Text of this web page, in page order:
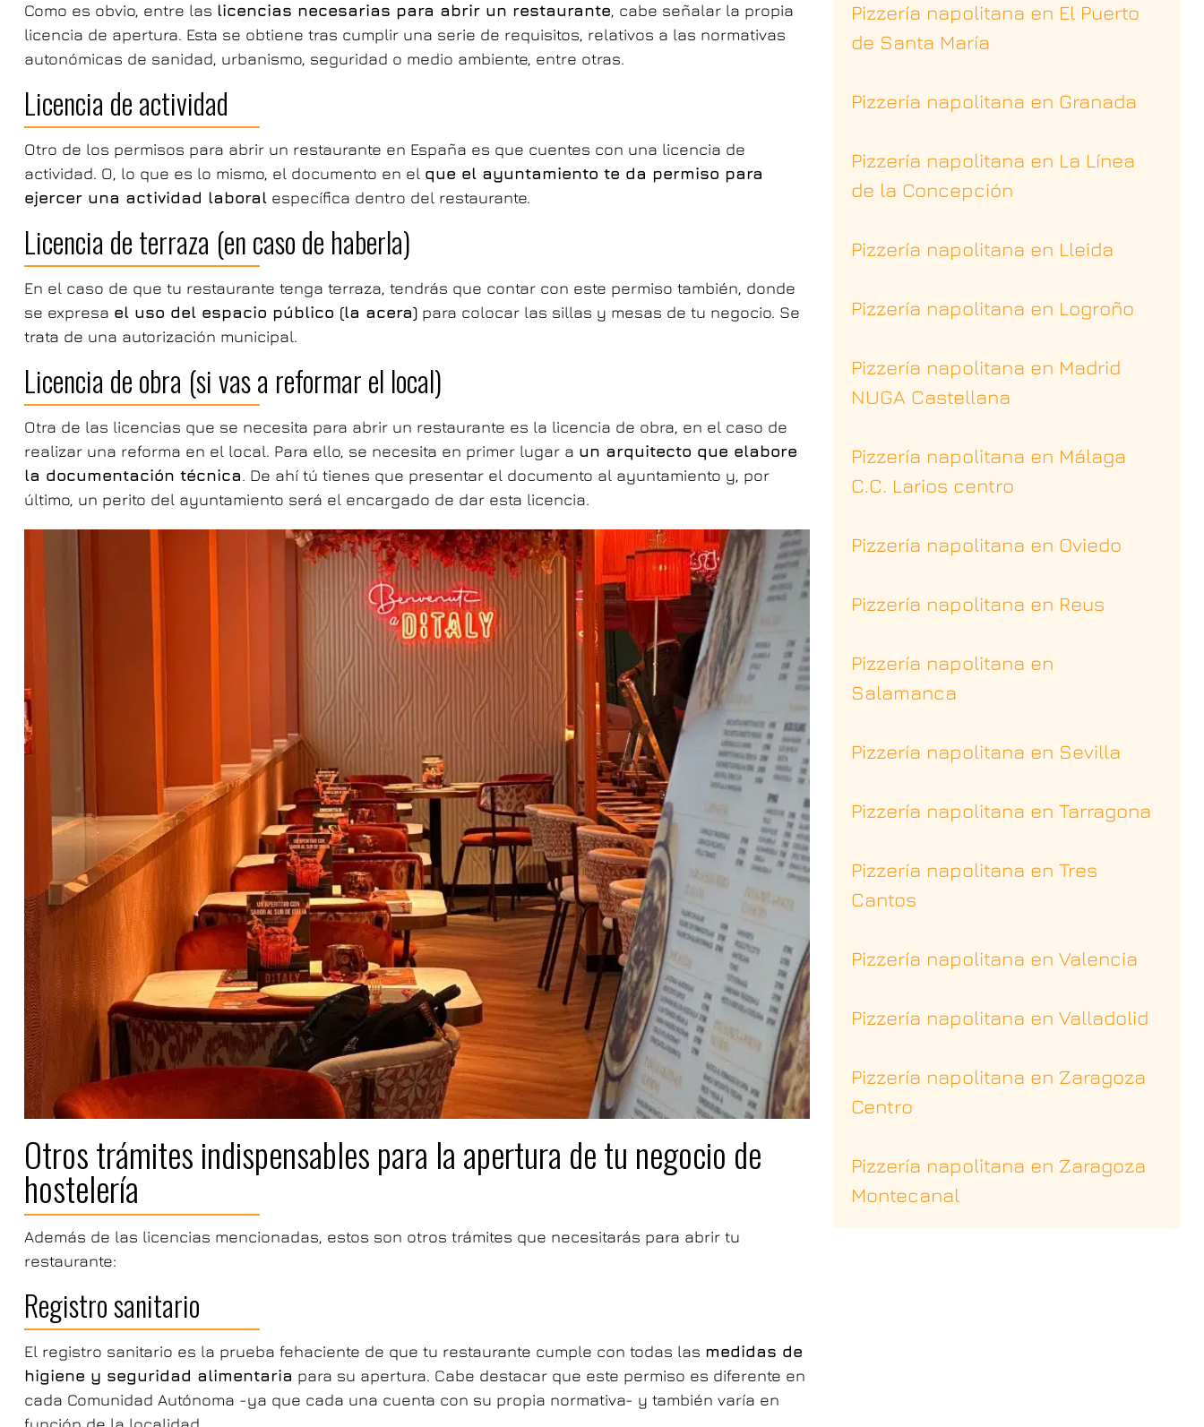
Como es obvio, entre las licencias necesarias para abrir un restaurante, cabe señalar la propia
licencia de apertura. Esta se obtiene tras cumplir una serie de requisitos, relativos a las normativas
autonómicas de sanidad, urbanismo, seguridad o medio ambiente, entre otras.
Licencia de actividad
Otro de los permisos para abrir un restaurante en España es que cuentes con una licencia de
actividad. O, lo que es lo mismo, el documento en el que el ayuntamiento te da permiso para
ejercer una actividad laboral específica dentro del restaurante.
Licencia de terraza (en caso de haberla)
En el caso de que tu restaurante tenga terraza, tendrás que contar con este permiso también, donde
se expresa el uso del espacio público (la acera)para colocar las sillas y mesas de tu negocio. Se
trata de una autorización municipal.
Licencia de obra (si vas a reformar el local)
Otra de las licencias que se necesita para abrir un restaurante es la licencia de obra, en el caso de
realizar una reforma en el local. Para ello, se necesita en primer lugar a un arquitecto que elabore
la documentación técnica. De ahí tú tienes que presentar el documento al ayuntamiento y, por
último, un perito del ayuntamiento será el encargado de dar esta licencia.
Otros trámites indispensables para la apertura de tu negocio de
hostelería
Además de las licencias mencionadas, estos son otros trámites que necesitarás para abrir tu
restaurante:
Registro sanitario
El registro sanitario es la prueba fehaciente de que tu restaurante cumple con todas las medidas de
higiene y seguridad alimentaria para su apertura. Cabe destacar que este permiso es diferente en
cada Comunidad Autónoma -ya que cada una cuenta con su propia normativa- y también varía en
Pizzería napolitana en El Puerto
de Santa María
Pizzería napolitana en Granada
Pizzería napolitana en La Línea
de la Concepción
Pizzería napolitana en Lleida
Pizzería napolitana en Logroño
Pizzería napolitana en Madrid
NUGA Castellana
Pizzería napolitana en Málaga
C.C. Larios centro
Pizzería napolitana en Oviedo
Pizzería napolitana en Reus
Pizzería napolitana en
Salamanca
Pizzería napolitana en Sevilla
Pizzería napolitana en Tarragona
Pizzería napolitana en Tres
Cantos
Pizzería napolitana en Valencia
Pizzería napolitana en Valladolid
Pizzería napolitana en Zaragoza
Centro
Pizzería napolitana en Zaragoza
Montecanal